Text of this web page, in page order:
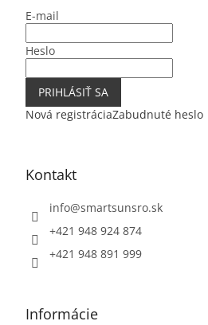
E-mail
Heslo
PRIHLÁSIŤ SA
Nová registráciaZabudnuté heslo
Kontakt
info@smartsunsro.sk
+421 948 924 874
+421 948 891 999
Informácie